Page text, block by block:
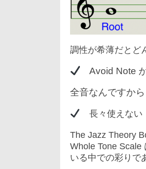
調性が希薄だとど
Avoid Note
全音なんですか
長々使えない
The Jazz Theory
Whole Tone Scale
いる中での彩りで